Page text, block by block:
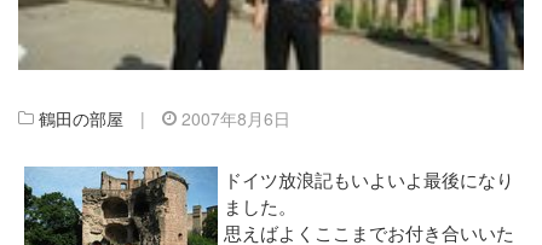
鶴田の部屋 | 2007年8月6日
ドイツ放浪記もいよいよ最後になり
ました。
思えばよくここまでお付き合いいた